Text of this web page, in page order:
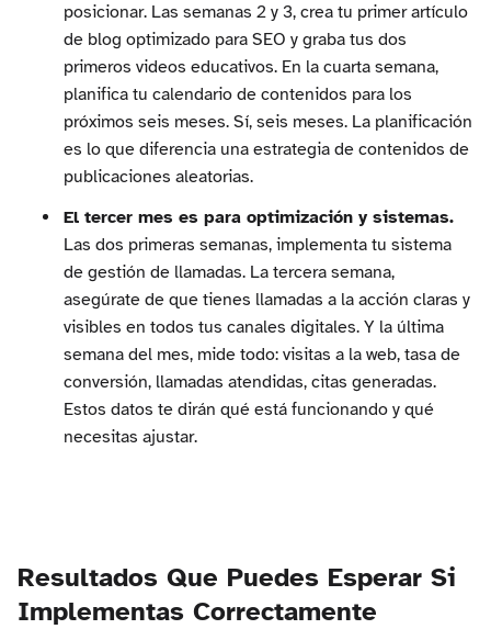
posicionar. Las semanas 2 y 3, crea tu primer artículo
de blog optimizado para SEO y graba tus dos
primeros videos educativos. En la cuarta semana,
planifica tu calendario de contenidos para los
próximos seis meses. Sí, seis meses. La planificación
es lo que diferencia una estrategia de contenidos de
publicaciones aleatorias.
El tercer mes es para optimización y sistemas.
Las dos primeras semanas, implementa tu sistema
de gestión de llamadas. La tercera semana,
asegúrate de que tienes llamadas a la acción claras y
visibles en todos tus canales digitales. Y la última
semana del mes, mide todo: visitas a la web, tasa de
conversión, llamadas atendidas, citas generadas.
Estos datos te dirán qué está funcionando y qué
necesitas ajustar.
Resultados Que Puedes Esperar Si
Implementas Correctamente